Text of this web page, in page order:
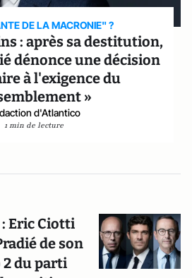
DE LA MACRONIE" ?
: après sa destitution,
dénonce une décision
à l'exigence du
»
d'Atlantico
1 min de lecture
Eric Ciotti
de son
2 du parti